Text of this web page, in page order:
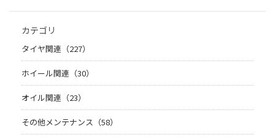
カテゴリ
タイヤ関連（227）
ホイール関連（30）
オイル関連（23）
その他メンテナンス（58）